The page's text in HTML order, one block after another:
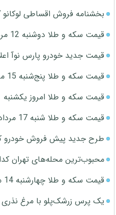
بخشنامه فروش اقساطی لوکانو L7 و لوکانو L8 (مرداد 1405)
قیمت سکه و طلا دوشنبه 12 مرداد 1405
قیمت جدید خودرو پارس نوآ اعلام
قیمت سکه و طلا پنج‌شنبه 15 مرداد 1405
قیمت سکه و طلا امروز یکشنبه 1405/05/11
قیمت سکه و طلا شنبه 17 مرداد 1405
طرح جدید پیش فروش خودرو
محبوب‌ترین محله‌های تهران
قیمت سکه و طلا چهارشنبه 14 مرداد 1405
یک پرس زرشک‌پلو با مرغ نذری